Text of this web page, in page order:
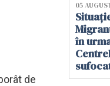
de
05
în